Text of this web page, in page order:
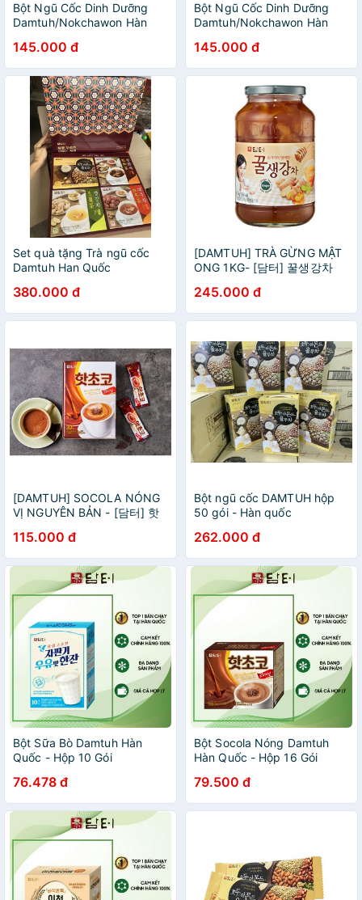
Bột Ngũ Cốc Dinh Dưỡng
Damtuh/Nokchawon Hàn
145.000 đ
Bột Ngũ Cốc Dinh Dưỡng
Damtuh/Nokchawon Hàn
145.000 đ
Set quà tặng Trà ngũ cốc
Damtuh Han Quốc
380.000 đ
[DAMTUH] TRÀ GỪNG MẬT
ONG 1KG- [담터] 꿀생강차
245.000 đ
[DAMTUH] SOCOLA NÓNG
VỊ NGUYÊN BẢN - [담터] 핫
115.000 đ
Bột ngũ cốc DAMTUH hộp
50 gói - Hàn quốc
262.000 đ
Bột Sữa Bò Damtuh Hàn
Quốc - Hộp 10 Gói
76.478 đ
Bột Socola Nóng Damtuh
Hàn Quốc - Hộp 16 Gói
79.500 đ